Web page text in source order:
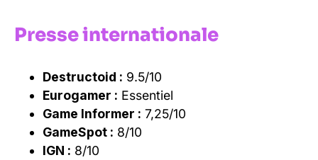
Presse internationale
Destructoid : 9.5/10
Eurogamer : Essentiel
Game Informer : 7,25/10
GameSpot : 8/10
IGN : 8/10